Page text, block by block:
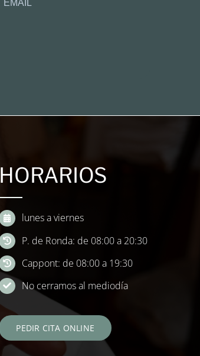
HORARIOS
lunes a viernes
P. de Ronda: de 08:00 a 20:30
Cappont: de 08:00 a 19:30
No cerramos al mediodía
PEDIR CITA ONLINE